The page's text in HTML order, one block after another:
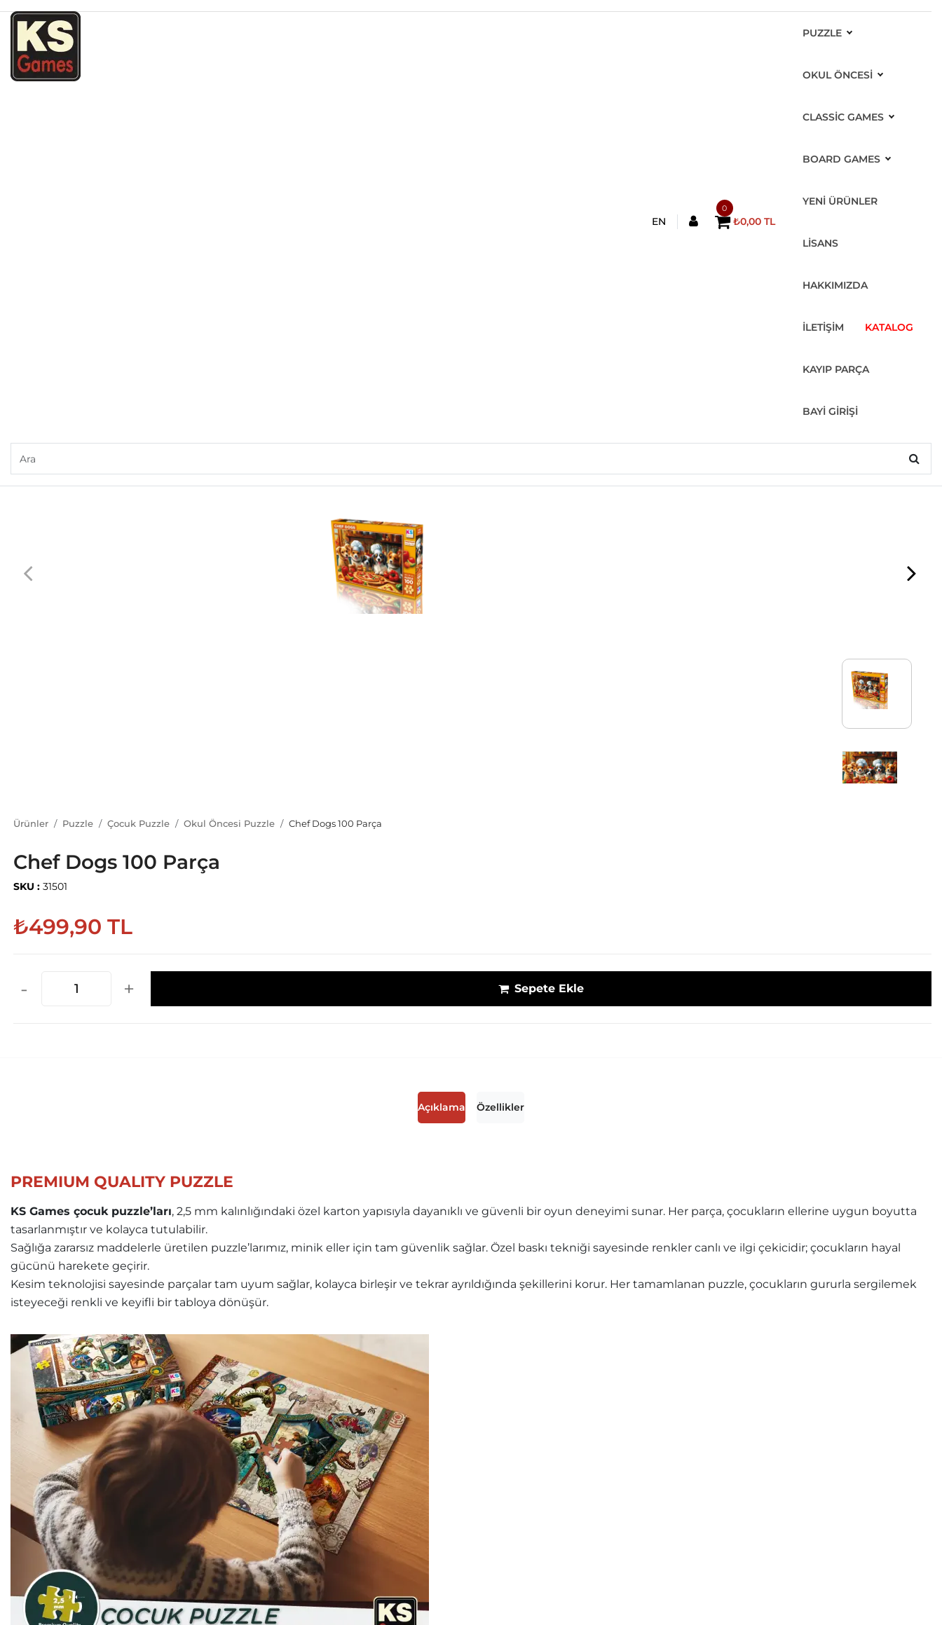
EN
0
₺0,00 TL
PUZZLE
OKUL ÖNCESİ
CLASSIC GAMES
BOARD GAMES
YENİ ÜRÜNLER
LİSANS
HAKKIMIZDA
İLETİŞİM KATALOG
KAYIP PARÇA
BAYİ GİRİŞİ
Ürünler Puzzle Çocuk Puzzle Okul Öncesi Puzzle Chef Dogs 100 Parça
Chef Dogs 100 Parça
SKU : 31501
₺499,90 TL
- + Sepete Ekle
Açıklama Özellikler
PREMIUM QUALITY PUZZLE
KS Games çocuk puzzle’ları, 2,5 mm kalınlığındaki özel karton yapısıyla dayanıklı ve güvenli bir oyun deneyimi sunar. Her parça, çocukların ellerine uygun boyutta
tasarlanmıştır ve kolayca tutulabilir.
Sağlığa zararsız maddelerle üretilen puzzle’larımız, minik eller için tam güvenlik sağlar. Özel baskı tekniği sayesinde renkler canlı ve ilgi çekicidir; çocukların hayal
gücünü harekete geçirir.
Kesim teknolojisi sayesinde parçalar tam uyum sağlar, kolayca birleşir ve tekrar ayrıldığında şekillerini korur. Her tamamlanan puzzle, çocukların gururla sergilemek
isteyeceği renkli ve keyifli bir tabloya dönüşür.